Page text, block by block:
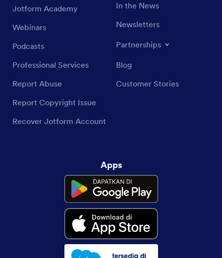
Jotform Academy
Webinars
Podcasts
Professional Services
Report Abuse
Report Copyright Issue
Recover Jotform Account
In the News
Newsletters
Partnerships
Blog
Customer Stories
Apps